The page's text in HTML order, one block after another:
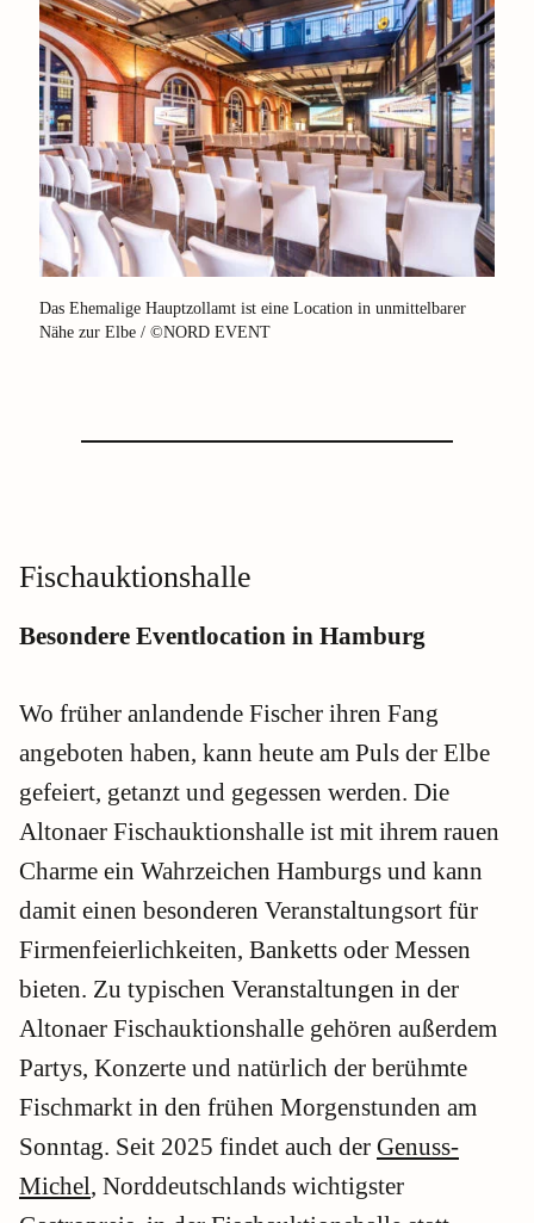
Das Ehemalige Hauptzollamt ist eine Location in unmittelbarer
Nähe zur Elbe / ©NORD EVENT
Fischauktionshalle
Besondere Eventlocation in Hamburg
Wo früher anlandende Fischer ihren Fang
angeboten haben, kann heute am Puls der Elbe
gefeiert, getanzt und gegessen werden. Die
Altonaer Fischauktionshalle ist mit ihrem rauen
Charme ein Wahrzeichen Hamburgs und kann
damit einen besonderen Veranstaltungsort für
Firmenfeierlichkeiten, Banketts oder Messen
bieten. Zu typischen Veranstaltungen in der
Altonaer Fischauktionshalle gehören außerdem
Partys, Konzerte und natürlich der berühmte
Fischmarkt in den frühen Morgenstunden am
Sonntag. Seit 2025 findet auch der Genuss-
Michel, Norddeutschlands wichtigster